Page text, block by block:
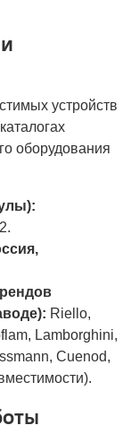
устройств
оборудования
Riello,
Lamborghini,
Cuenod,